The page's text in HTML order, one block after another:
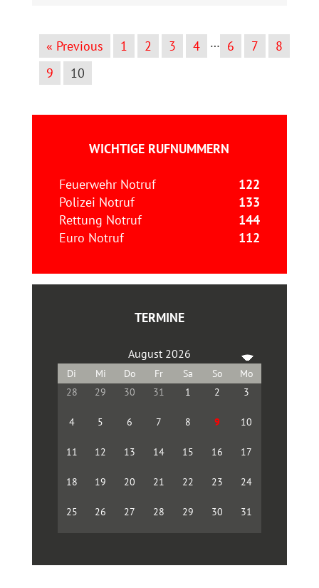
« Previous 1 2 3 4 … 6 7
8
9
10
WICHTIGE RUFNUMMERN
Feuerwehr Notruf
122
Polizei Notruf
133
Rettung Notruf
144
Euro Notruf
112
TERMINE
August 2026
28 29 30 31 1 2 3
4 5 6 7 8 9 10
11 12 13 14 15 16 17
18 19 20 21 22 23 24
25 26 27 28 29 30 31